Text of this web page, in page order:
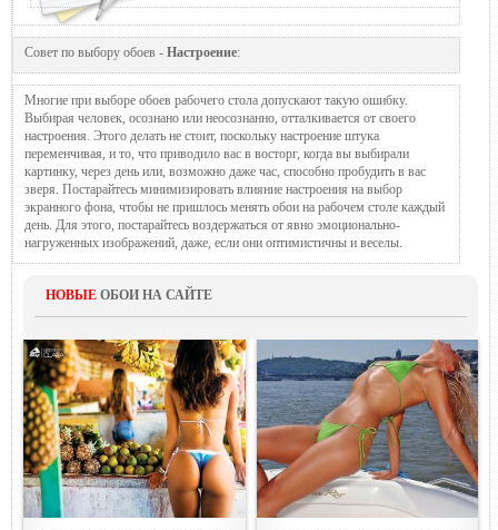
Совет по выбору обоев - Настроение:
Многие при выборе обоев рабочего стола допускают такую ошибку.
Выбирая человек, осознано или неосознанно, отталкивается от своего
настроения. Этого делать не стоит, поскольку настроение штука
переменчивая, и то, что приводило вас в восторг, когда вы выбирали
картинку, через день или, возможно даже час, способно пробудить в вас
зверя. Постарайтесь минимизировать влияние настроения на выбор
экранного фона, чтобы не пришлось менять обои на рабочем столе каждый
день. Для этого, постарайтесь воздержаться от явно эмоционально-
нагруженных изображений, даже, если они оптимистичны и веселы.
НОВЫЕ ОБОИ НА САЙТЕ